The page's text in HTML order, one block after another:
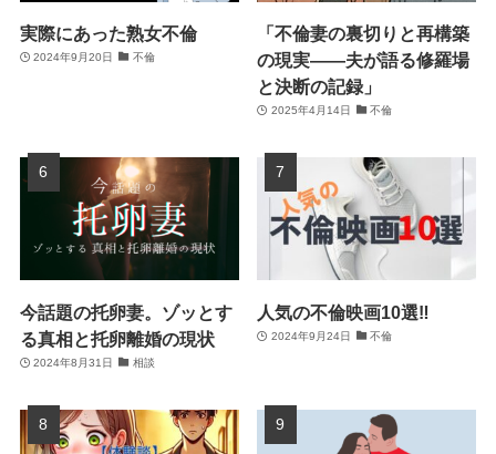
実際にあった熟女不倫
2024年9月20日 不倫
「不倫妻の裏切りと再構築
の現実――夫が語る修羅場
と決断の記録」
2025年4月14日 不倫
今話題の托卵妻。ゾッとす
る真相と托卵離婚の現状
2024年8月31日 相談
人気の不倫映画10選‼
2024年9月24日 不倫